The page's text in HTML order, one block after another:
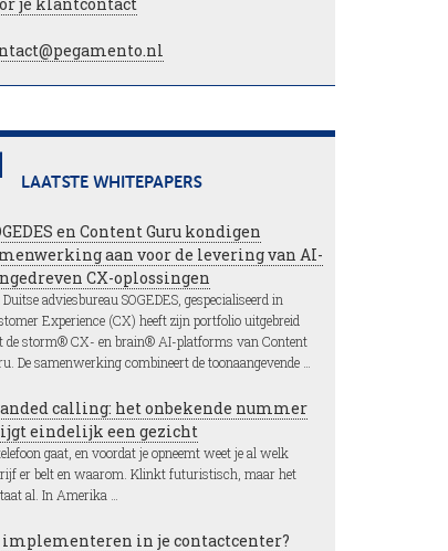
LAATSTE WHITEPAPERS
en Content Guru kondigen
aan voor de levering van AI-
CX-oplossingen
Duitse adviesbureau SOGEDES, gespecialiseerd in
Experience (CX) heeft zijn portfolio uitgebreid
de storm® CX- en brain® AI-platforms van Content
De samenwerking combineert de toonaangevende …
calling: het onbekende nummer
eindelijk een gezicht
gaat, en voordat je opneemt weet je al welk
er belt en waarom. Klinkt futuristisch, maar het
al. In Amerika …
in je contactcenter?